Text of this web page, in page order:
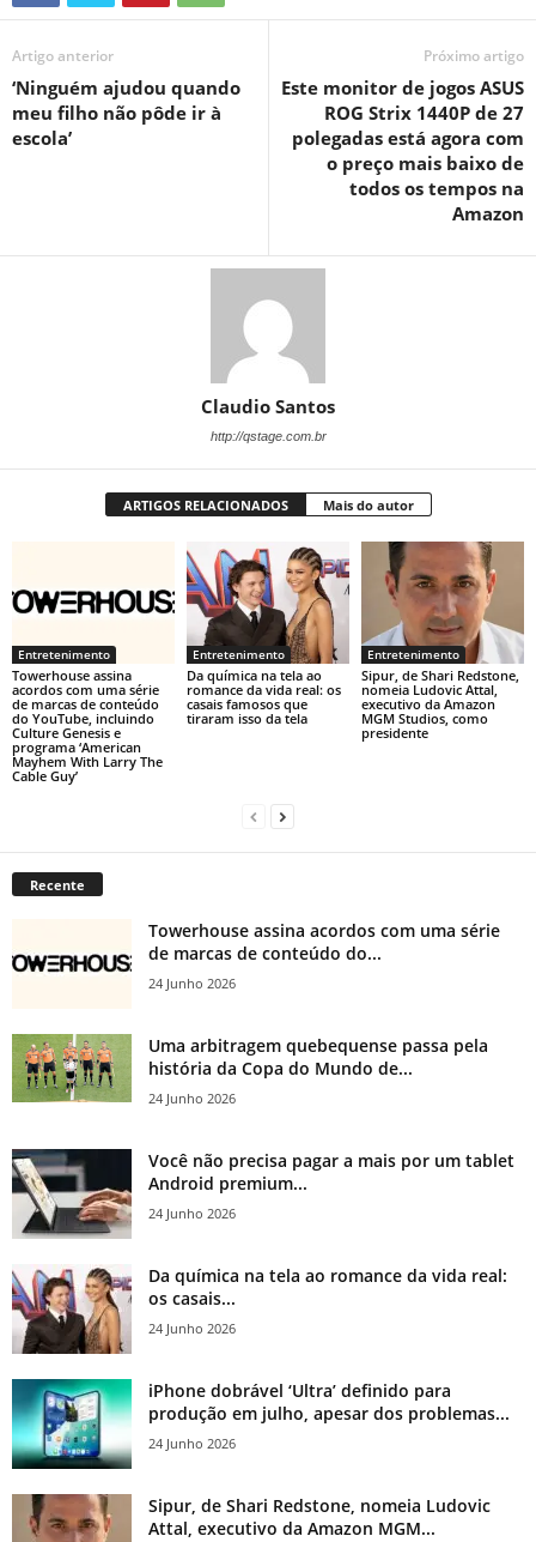
Artigo anterior
‘Ninguém ajudou quando
meu filho não pôde ir à
escola’
Próximo artigo
Este monitor de jogos ASUS
ROG Strix 1440P de 27
polegadas está agora com
o preço mais baixo de
todos os tempos na
Amazon
Claudio Santos
http://qstage.com.br
ARTIGOS RELACIONADOS Mais do autor
Entretenimento
Towerhouse assina
acordos com uma série
de marcas de conteúdo
do YouTube, incluindo
Culture Genesis e
programa ‘American
Mayhem With Larry The
Cable Guy’
Entretenimento
Da química na tela ao
romance da vida real: os
casais famosos que
tiraram isso da tela
Entretenimento
Sipur, de Shari Redstone,
nomeia Ludovic Attal,
executivo da Amazon
MGM Studios, como
presidente
Recente
Towerhouse assina acordos com uma série
de marcas de conteúdo do...
24 Junho 2026
Uma arbitragem quebequense passa pela
história da Copa do Mundo de...
24 Junho 2026
Você não precisa pagar a mais por um tablet
Android premium...
24 Junho 2026
Da química na tela ao romance da vida real:
os casais...
24 Junho 2026
iPhone dobrável ‘Ultra’ definido para
produção em julho, apesar dos problemas...
24 Junho 2026
Sipur, de Shari Redstone, nomeia Ludovic
Attal, executivo da Amazon MGM...